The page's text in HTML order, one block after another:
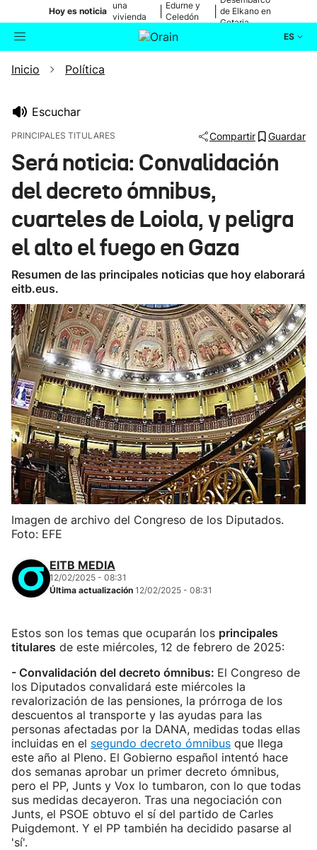
Hoy es noticia
una
vivienda
de Bilbao
Edurne y
Celedón
de Elkano en
Getaria
ES
Buscador
Ikusmiran
Eguraldia
Inicio Política
Escuchar
PRINCIPALES TITULARES Compartir Guardar
Será noticia: Convalidación
del decreto ómnibus,
cuarteles de Loiola, y peligra
el alto el fuego en Gaza
Resumen de las principales noticias que hoy elaborará
eitb.eus.
Imagen de archivo del Congreso de los Diputados.
Foto: EFE
EITB MEDIA
12/02/2025 - 08:31
Última actualización 12/02/2025 - 08:31
Estos son los temas que ocuparán los principales
titulares de este miércoles, 12 de febrero de 2025:
- Convalidación del decreto ómnibus: El Congreso de
los Diputados convalidará este miércoles la
revalorización de las pensiones, la prórroga de los
descuentos al transporte y las ayudas para las
personas afectadas por la DANA, medidas todas ellas
incluidas en el segundo decreto ómnibus que llega
este año al Pleno. El Gobierno español intentó hace
dos semanas aprobar un primer decreto ómnibus,
pero el PP, Junts y Vox lo tumbaron, con lo que todas
sus medidas decayeron. Tras una negociación con
Junts, el PSOE obtuvo el sí del partido de Carles
Puigdemont. Y el PP también ha decidido pasarse al
'sí'.